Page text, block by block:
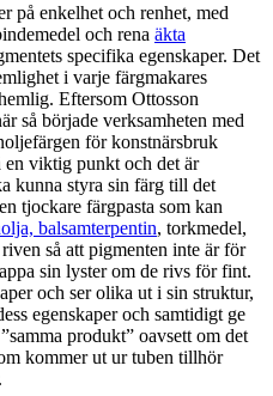
på enkelhet och renhet, med
och rena äkta
specifika egenskaper. Det
i varje färgmakares
Eftersom Ottosson
så började verksamheten med
för konstnärsbruk
en viktig punkt och det är
kunna styra sin färg till det
tjockare färgpasta som kan
balsamterpentin, torkmedel,
så att pigmenten inte är för
sin lyster om de rivs för fint.
och ser olika ut i sin struktur,
egenskaper och samtidigt ge
produkt” oavsett om det
kommer ut ur tuben tillhör